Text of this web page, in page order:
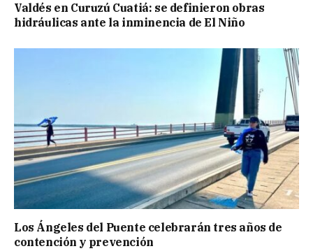
Valdés en Curuzú Cuatiá: se definieron obras
hidráulicas ante la inminencia de El Niño
Los Ángeles del Puente celebrarán tres años de
contención y prevención